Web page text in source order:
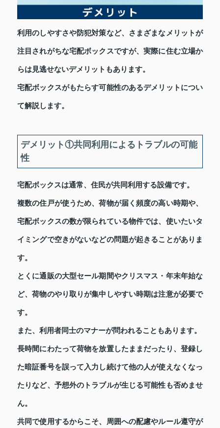
利用のしやすさや防犯対策など、さまざまなメリットが
注目されがちな宅配ボックスですが、実際に住む立場か
らは見逃せないデメリットもあります。
宅配ボックスがもたらす可能性のあるデメリットについ
て解説します。
デメリット①共同利用によるトラブルの可能
性
宅配ボックスは通常、住民が共同利用する設備です。
複数の住戸が使うため、荷物が届く頻度の高い時期や、
宅配ボックスの数が限られている物件では、使いたいタ
イミングで空きがないなどの問題が起きることがありま
す。
とくに通販の大型セール期間やクリスマス・年末年始な
ど、荷物のやり取りが集中しやすい時期は注意が必要で
す。
また、利用者同士のマナーが問われることもあります。
長時間にわたって荷物を放置したままだったり、登録し
た暗証番号を誤って入力し続けて他の人が使えなくなっ
たりなど、予想外のトラブルが生じる可能性も否めませ
ん。
共同で使用するからこそ、周囲への配慮やルール遵守が